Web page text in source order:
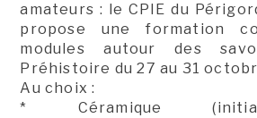
amateurs : le CPIE du
propose une formation
modules autour des
Préhistoire du 27 au 31
Au choix :
* Céramique